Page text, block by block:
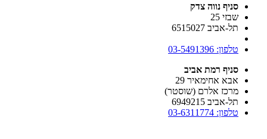
סניף נווה צדק
שבזי 25
תל-אביב 6515027
טלפון: 03-5491396
סניף רמת אביב
אבא אחימאיר 29
מרכז אלרם (שוסטר)
תל-אביב 6949215
טלפון: 03-6311774